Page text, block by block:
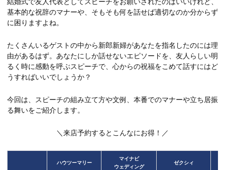
基本的な祝辞のマナーや、そもそも何を話せば適切なのか分からず
に困りますよね。
たくさんいるゲストの中から新郎新婦があなたを指名したのには理
由があるはず。あなたにしか話せないエピソードを、友人らしい明
るく時に感動を呼ぶスピーチで、心からの祝福をこめて話すにはど
うすればいいでしょうか？
今回は、スピーチの組み立て方や文例、本番でのマナーや立ち居振
る舞いをご紹介します。
＼来店予約するとこんなにお得！／
ハウツーマリー
マイナビ
ウェディング
ゼクシィ